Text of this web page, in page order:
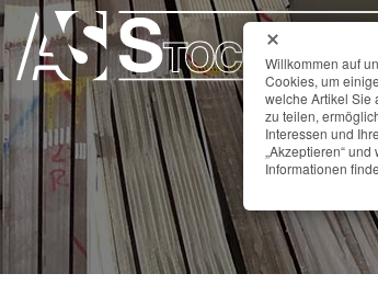
Willkommen auf
Cookies, um
welche Artikel Sie
zu teilen,
Interessen und
„Akzeptieren“
Informationen